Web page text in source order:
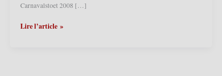
Carnavalstoet 2008 […]
Poperinge
Lire l’article »